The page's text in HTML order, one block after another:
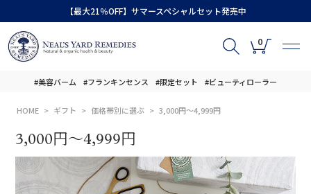
【最大21％OFF】サマースペシャルセット発売中
0
#美容バーム #フランキンセンス #限定セット #ビューティローラー
HOME ギフト 価格帯別に選ぶ 3,000円～4,999円
3,000円～4,999円